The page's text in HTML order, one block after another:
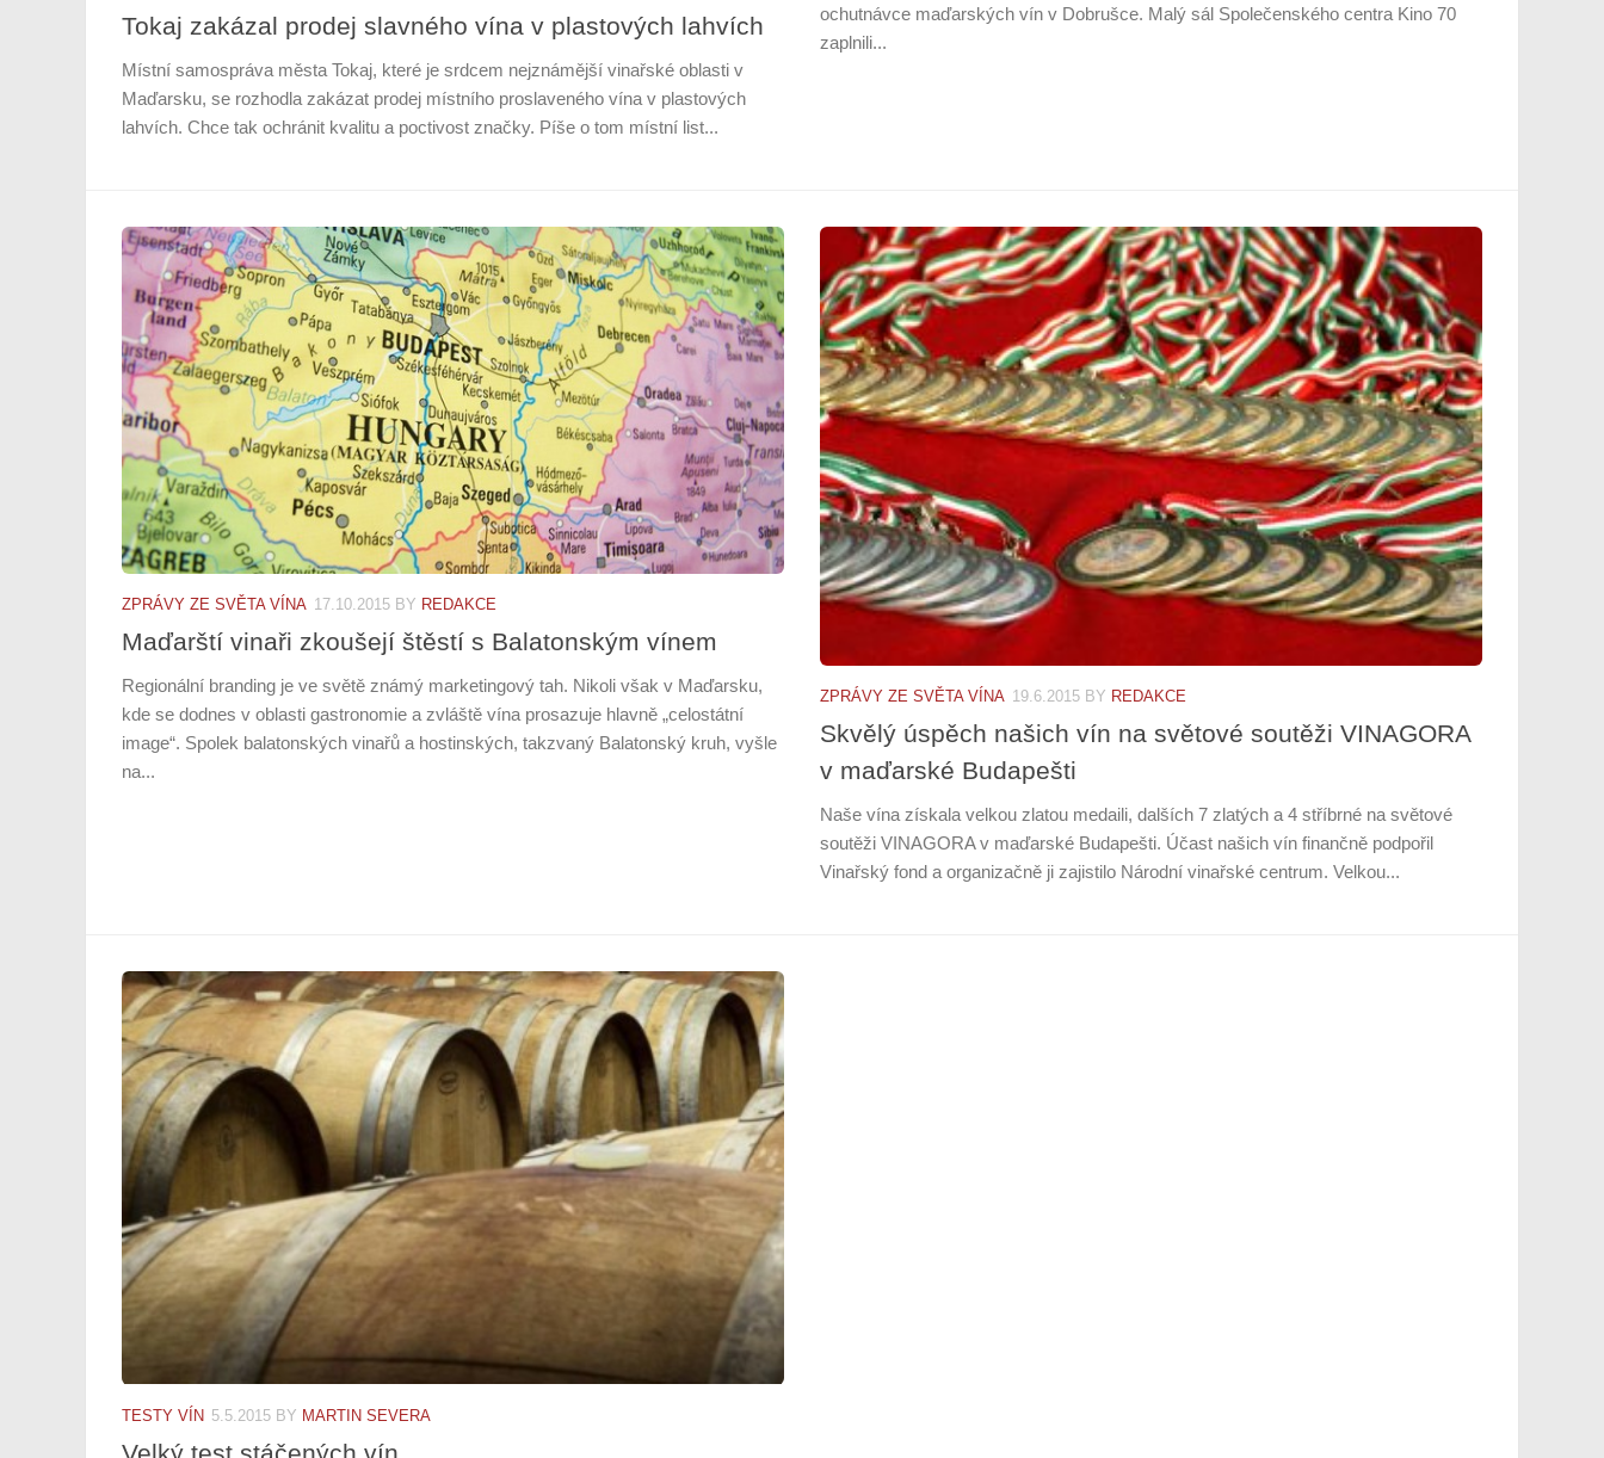
Tokaj zakázal prodej slavného vína v plastových lahvích
Místní samospráva města Tokaj, které je srdcem nejznámější vinařské oblasti v
Maďarsku, se rozhodla zakázat prodej místního proslaveného vína v plastových
lahvích. Chce tak ochránit kvalitu a poctivost značky. Píše o tom místní list...
ochutnávce maďarských vín v Dobrušce. Malý sál Společenského centra Kino 70
zaplnili...
ZPRÁVY ZE SVĚTA VÍNA 17.10.2015 BY REDAKCE
Maďarští vinaři zkoušejí štěstí s Balatonským vínem
Regionální branding je ve světě známý marketingový tah. Nikoli však v Maďarsku,
kde se dodnes v oblasti gastronomie a zvláště vína prosazuje hlavně „celostátní
image“. Spolek balatonských vinařů a hostinských, takzvaný Balatonský kruh, vyšle
na...
ZPRÁVY ZE SVĚTA VÍNA 19.6.2015 BY REDAKCE
Skvělý úspěch našich vín na světové soutěži VINAGORA
v maďarské Budapešti
Naše vína získala velkou zlatou medaili, dalších 7 zlatých a 4 stříbrné na světové
soutěži VINAGORA v maďarské Budapešti. Účast našich vín finančně podpořil
Vinařský fond a organizačně ji zajistilo Národní vinařské centrum. Velkou...
TESTY VÍN 5.5.2015 BY MARTIN SEVERA